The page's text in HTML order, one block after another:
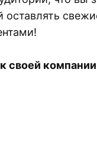
оставлять
своей